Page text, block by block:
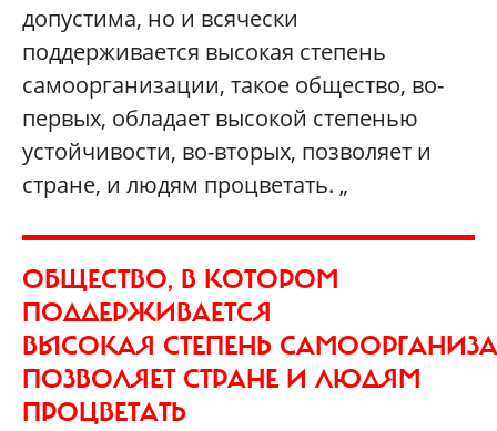
допустима, но и всячески
поддерживается высокая степень
самоорганизации, такое общество, во-
первых, обладает высокой степенью
устойчивости, во-вторых, позволяет и
стране, и людям процветать. „
ОБЩЕСТВО, В КОТОРОМ
ПОДДЕРЖИВАЕТСЯ
ВЫСОКАЯ СТЕПЕНЬ
ПОЗВОЛЯЕТ СТРАНЕ И ЛЮДЯМ
ПРОЦВЕТАТЬ